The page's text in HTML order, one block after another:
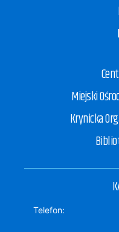
Miejski
Krynicka
Telefon